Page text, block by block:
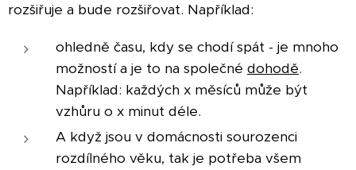
rozšiřuje a bude rozšiřovat. Například:
ohledně času, kdy se chodí spát - je mnoho
možností a je to na společné dohodě.
Například: každých x měsíců může být
vzhůru o x minut déle.
A když jsou v domácnosti sourozenci
rozdílného věku, tak je potřeba všem